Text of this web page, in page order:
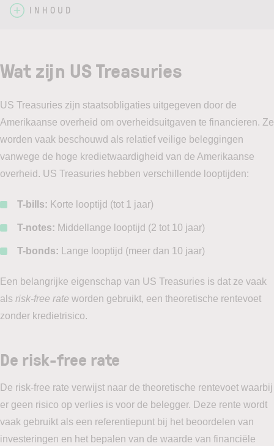
INHOUD
Wat zijn US Treasuries
US Treasuries zijn staatsobligaties uitgegeven door de
Amerikaanse overheid om overheidsuitgaven te financieren. Ze
worden vaak beschouwd als relatief veilige beleggingen
vanwege de hoge kredietwaardigheid van de Amerikaanse
overheid. US Treasuries hebben verschillende looptijden:
T-bills: Korte looptijd (tot 1 jaar)
T-notes: Middellange looptijd (2 tot 10 jaar)
T-bonds: Lange looptijd (meer dan 10 jaar)
Een belangrijke eigenschap van US Treasuries is dat ze vaak
als risk-free rate worden gebruikt, een theoretische rentevoet
zonder kredietrisico.
De risk-free rate
De risk-free rate verwijst naar de theoretische rentevoet waarbij
er geen risico op verlies is voor de belegger. Deze rente wordt
vaak gebruikt als een referentiepunt bij het beoordelen van
investeringen en het bepalen van de waarde van financiële